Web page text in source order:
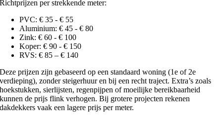
Richtprijzen per strekkende meter:
PVC: € 35 - € 55
Aluminium: € 45 - € 80
Zink: € 60 - € 100
Koper: € 90 - € 150
RVS: € 85 – € 140
Deze prijzen zijn gebaseerd op een standaard woning (1e of 2e
verdieping), zonder steigerhuur en bij een recht traject. Extra’s zoals
hoekstukken, sierlijsten, regenpijpen of moeilijke bereikbaarheid
kunnen de prijs flink verhogen. Bij grotere projecten rekenen
dakdekkers vaak een lagere prijs per meter.